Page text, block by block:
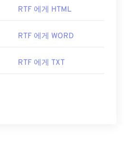
RTF 에게 HTML
RTF 에게 WORD
RTF 에게 TXT